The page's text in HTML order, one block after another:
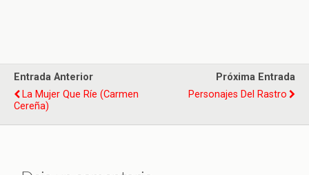
Entrada Anterior
La Mujer Que Ríe (Carmen
Cereña)
Próxima Entrada
Personajes Del Rastro